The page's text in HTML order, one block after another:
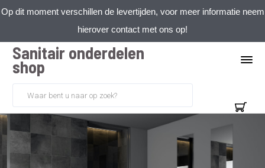
Op dit moment verschillen de levertijden, voor meer informatie neem
hierover contact met ons op!
Sanitair onderdelen
shop